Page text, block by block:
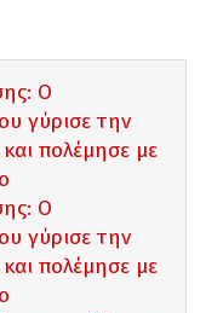
Ο
γύρισε την
πολέμησε με
Ο
γύρισε την
πολέμησε με